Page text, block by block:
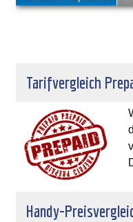
Tarifvergleich
Handy-